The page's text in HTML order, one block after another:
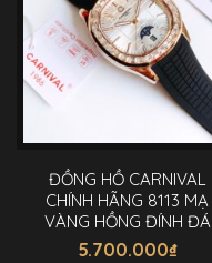
ĐỒNG HỒ CARNIVAL
CHÍNH HÃNG 8113 MẠ
VÀNG HỒNG ĐÍNH ĐÁ
40MM
5.700.000₫